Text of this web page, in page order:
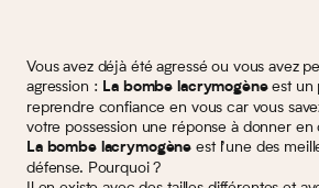
Vous avez déjà été agressé ou vous avez
agression : La bombe lacrymogèneest un
reprendre confiance en vous car vous
votre possession une réponse à donner en
La bombe lacrymogène est l’une des
défense. Pourquoi ?